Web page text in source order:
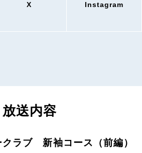
X Instagram
放送内容
ラブ 新袖コース（前編）